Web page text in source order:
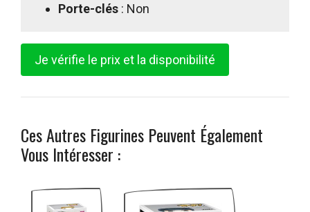
Porte-clés : Non
Je vérifie le prix et la disponibilité
Ces Autres Figurines Peuvent Également
Vous Intéresser :